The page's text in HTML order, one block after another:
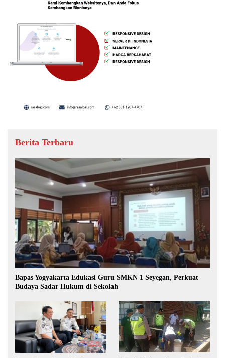
Berita Terbaru
Bapas Yogyakarta Edukasi Guru SMKN 1 Seyegan, Perkuat
Budaya Sadar Hukum di Sekolah